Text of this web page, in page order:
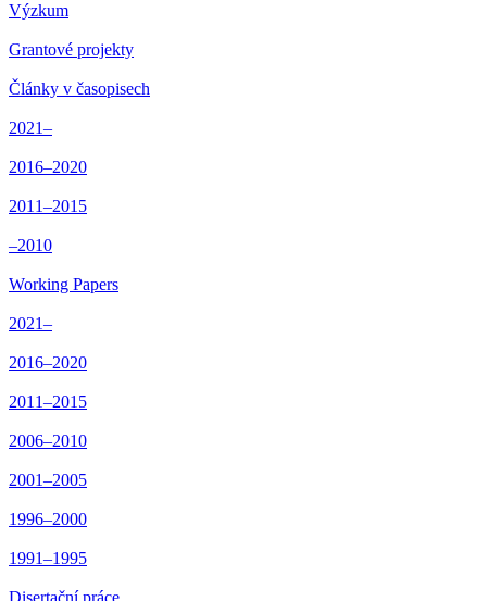
Výzkum
Grantové projekty
Články v časopisech
2021–
2016–2020
2011–2015
–2010
Working Papers
2021–
2016–2020
2011–2015
2006–2010
2001–2005
1996–2000
1991–1995
Disertační práce